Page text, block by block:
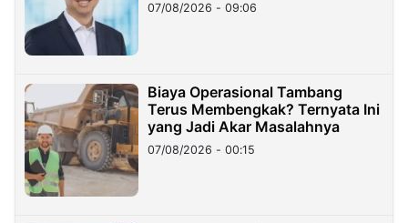
Miliar
07/08/2026 - 09:06
Biaya Operasional Tambang
Terus Membengkak? Ternyata Ini
yang Jadi Akar Masalahnya
07/08/2026 - 00:15